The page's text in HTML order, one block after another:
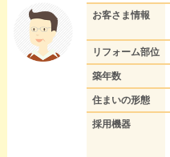
お客さま情報
リフォーム部位
築年数
住まいの形態
採用機器